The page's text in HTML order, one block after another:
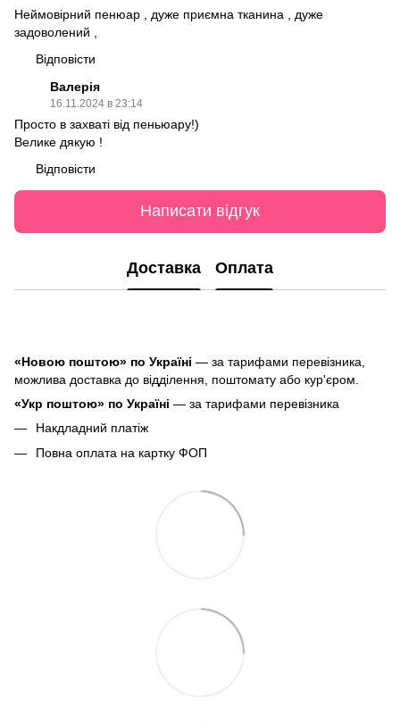
Неймовірний пенюар , дуже приємна тканина , дуже
задоволений ,
Відповісти
Валерія
16.11.2024 в 23:14
Просто в захваті від пеньюару!)
Велике дякую !
Відповісти
Написати відгук
Доставка Оплата
«Новою поштою» по Україні — за тарифами перевізника,
можлива доставка до відділення, поштомату або кур'єром.
«Укр поштою» по Україні — за тарифами перевізника
Накдладний платіж
Повна оплата на картку ФОП